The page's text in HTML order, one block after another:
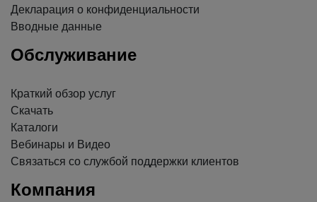
Декларация о конфиденциальности
Вводные данные
Обслуживание
Краткий обзор услуг
Скачать
Каталоги
Вебинары и Видео
Связаться со службой поддержки клиентов
Компания